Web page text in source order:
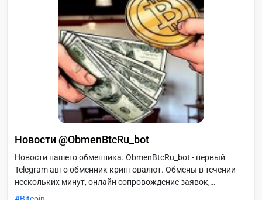
Новости @ObmenBtcRu_bot
Новости нашего обменника. ObmenBtcRu_bot - первый
Telegram авто обменник криптовалют. Обмены в течении
нескольких минут, онлайн сопровождение заявок,
партнёрская программа.